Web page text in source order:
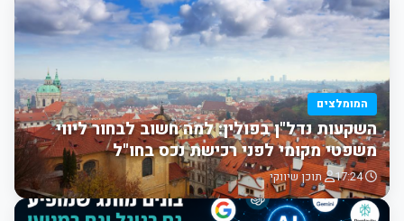
המומלצים
השקעות נדל"ן בפולין: למה חשוב לבחור ליווי
משפטי מקומי לפני רכישת נכס בחו"ל
17:24 תוכן שיווקי